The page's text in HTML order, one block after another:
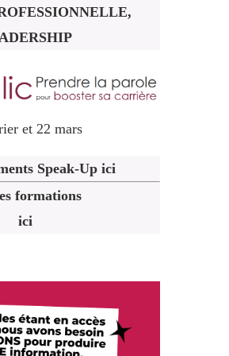
et 22 mars
Speak-Up ici
formations
ici